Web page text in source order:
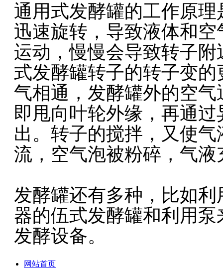
通用式发酵罐的工作原
迅速旋转，导致液体和
运动，慢慢会导致转子
式发酵罐转子的转子变
气相通，发酵罐外的空
即甩向叶轮外缘，再通
出。转子的搅拌，又使
流，空气泡被粉碎，气液
发酵罐还有多种，比如
器的伍式发酵罐和利用
发酵设备。
网站首页